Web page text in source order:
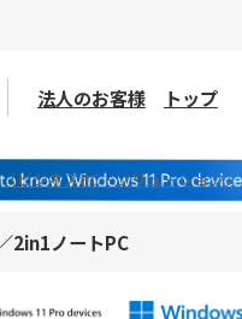
法人のお客様 トップ
ビジネスPC・ソリューション）
2in1ノートPC